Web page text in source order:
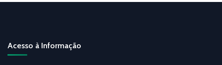
Acesso à Informação